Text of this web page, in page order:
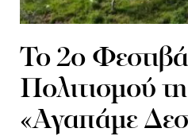
To 2ο
Πολιτισμού
«Αγαπάμε